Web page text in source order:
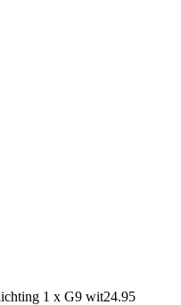
1 x G9 wit24.95